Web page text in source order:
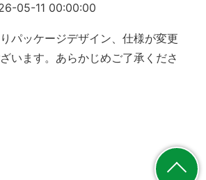
05-11 00:00:00
パッケージデザイン、仕様が変更
います。あらかじめご了承くださ